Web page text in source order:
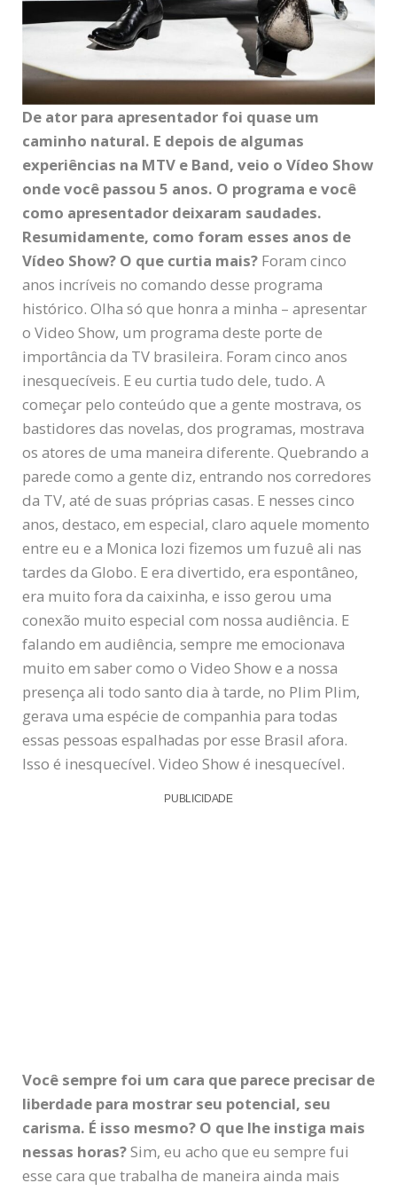
De ator para apresentador foi quase um
caminho natural. E depois de algumas
experiências na MTV e Band, veio o Vídeo Show
onde você passou 5 anos. O programa e você
como apresentador deixaram saudades.
Resumidamente, como foram esses anos de
Vídeo Show? O que curtia mais? Foram cinco
anos incríveis no comando desse programa
histórico. Olha só que honra a minha – apresentar
o Video Show, um programa deste porte de
importância da TV brasileira. Foram cinco anos
inesquecíveis. E eu curtia tudo dele, tudo. A
começar pelo conteúdo que a gente mostrava, os
bastidores das novelas, dos programas, mostrava
os atores de uma maneira diferente. Quebrando a
parede como a gente diz, entrando nos corredores
da TV, até de suas próprias casas. E nesses cinco
anos, destaco, em especial, claro aquele momento
entre eu e a Monica Iozi fizemos um fuzuê ali nas
tardes da Globo. E era divertido, era espontâneo,
era muito fora da caixinha, e isso gerou uma
conexão muito especial com nossa audiência. E
falando em audiência, sempre me emocionava
muito em saber como o Video Show e a nossa
presença ali todo santo dia à tarde, no Plim Plim,
gerava uma espécie de companhia para todas
essas pessoas espalhadas por esse Brasil afora.
Isso é inesquecível. Video Show é inesquecível.
PUBLICIDADE
Você sempre foi um cara que parece precisar de
liberdade para mostrar seu potencial, seu
carisma. É isso mesmo? O que lhe instiga mais
nessas horas?Sim, eu acho que eu sempre fui
esse cara que trabalha de maneira ainda mais